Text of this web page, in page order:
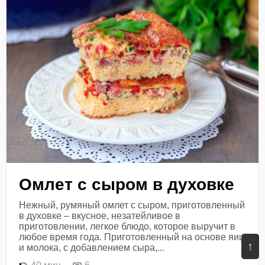
↑
Омлет с сыром в духовке
Нежный, румяный омлет с сыром, приготовленный
в духовке – вкусное, незатейливое в
приготовлении, легкое блюдо, которое выручит в
любое время года. Приготовленный на основе яиц
и молока, с добавлением сыра,...